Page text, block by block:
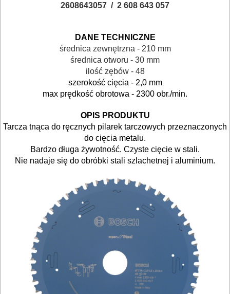
METALU
frezarek
Do
gwoździarek
Do
udarowych
Do
lamelownic
Do
mieszadeł
2608643057 / 2 608 643 057
DANE TECHNICZNE
średnica zewnętrzna - 210 mm
średnica otworu - 30 mm
ilość zębów - 48
szerokość cięcia - 2,0 mm
max prędkość obrotowa - 2300 obr./min.
OPIS PRODUKTU
Tarcza tnąca do ręcznych pilarek tarczowych przeznaczonych
do cięcia metalu.
Bardzo długa żywotność. Czyste cięcie w stali.
Nie nadaje się do obróbki stali szlachetnej i aluminium.